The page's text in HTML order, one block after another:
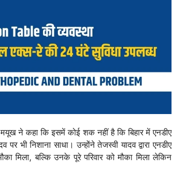
ने कहा कि इसमें कोई शक नहीं है कि बिहार में एनडीए
भी निशाना साधा। उन्होंने तेजस्वी यादव द्वारा एनडीए
मिला, बल्कि उनके पूरे परिवार को मौका मिला लेकिन